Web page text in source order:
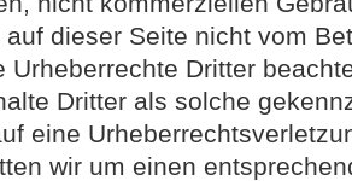
dieser Seite nicht vom
Urheberrechte Dritter
Dritter als solche
eine
wir um einen